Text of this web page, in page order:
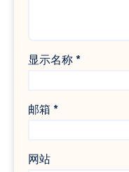
显示名称 *
邮箱 *
网站